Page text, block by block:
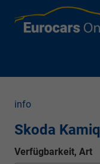
info
Skoda Kamiq
Verfügbarkeit, Art